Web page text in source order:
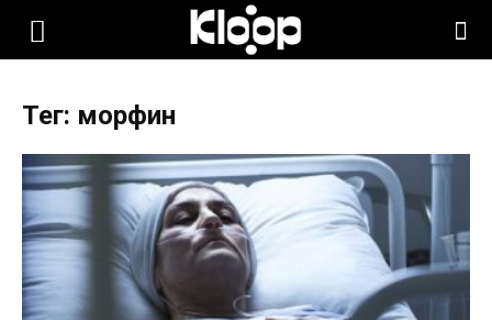
KLOOP.KG
Новости
Кыргызстана
Тег: морфин